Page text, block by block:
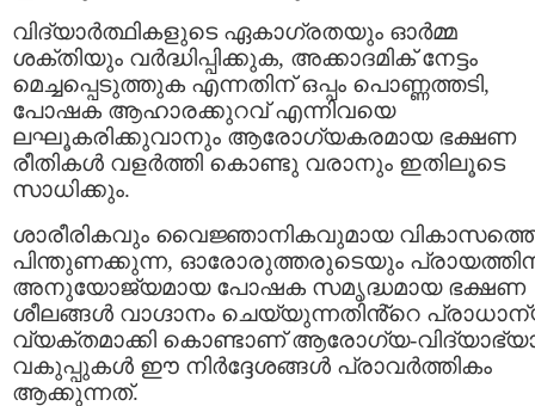
വിദ്യാർത്ഥികളുടെ ഏകാഗ്രതയും ഓർമ്മ
ശക്തിയും വർദ്ധിപ്പിക്കുക, അക്കാദമിക് നേട്ടം
മെച്ചപ്പെടുത്തുക എന്നതിന് ഒപ്പം പൊണ്ണത്തടി,
പോഷക ആഹാരക്കുറവ് എന്നിവയെ
ലഘൂകരിക്കുവാനും ആരോഗ്യകരമായ ഭക്ഷണ
രീതികൾ വളർത്തി കൊണ്ടു വരാനും ഇതിലൂടെ
സാധിക്കും.
ശാരീരികവും വൈജ്ഞാനികവുമായ
പിന്തുണക്കുന്ന, ഓരോരുത്തരുടെയും
അനുയോജ്യമായ പോഷക സമൃദ്ധമായ ഭക്ഷണ
ശീലങ്ങൾ വാഗ്ദാനം ചെയ്യുന്നതിൻ്റെ
വ്യക്തമാക്കി കൊണ്ടാണ് ആരോഗ്യ-
വകുപ്പുകൾ ഈ നിർദ്ദേശങ്ങൾ പ്രാവർത്തികം
ആക്കുന്നത്.